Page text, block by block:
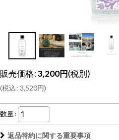
販売価格:3,200円(税別)
(税込: 3,520円)
数量:
返品特約に関する重要事項